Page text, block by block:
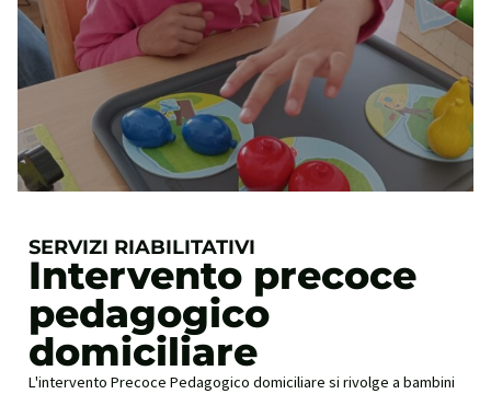
SERVIZI RIABILITATIVI
Intervento precoce
pedagogico
domiciliare
L'intervento Precoce Pedagogico domiciliare si rivolge a bambini